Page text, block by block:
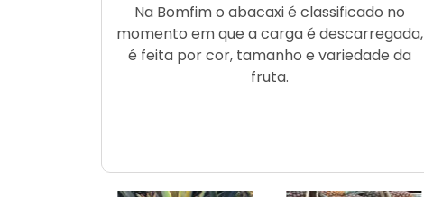
Na Bomfim o abacaxi é classificado no
momento em que a carga é descarregada,
é feita por cor, tamanho e variedade da
fruta.